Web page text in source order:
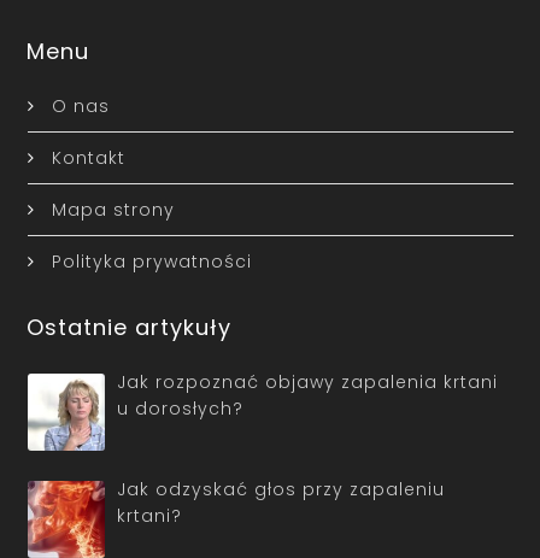
Menu
O nas
Kontakt
Mapa strony
Polityka prywatności
Ostatnie artykuły
Jak rozpoznać objawy zapalenia krtani
u dorosłych?
Jak odzyskać głos przy zapaleniu
krtani?